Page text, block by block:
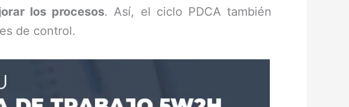
los procesos. Así, el ciclo PDCA también
de control.